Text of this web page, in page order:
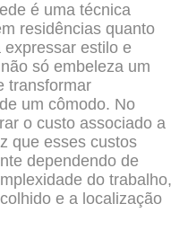
é uma técnica
residências quanto
estilo e
só embeleza um
transformar
um cômodo. No
o custo associado a
que esses custos
dependendo de
do trabalho,
e a localização